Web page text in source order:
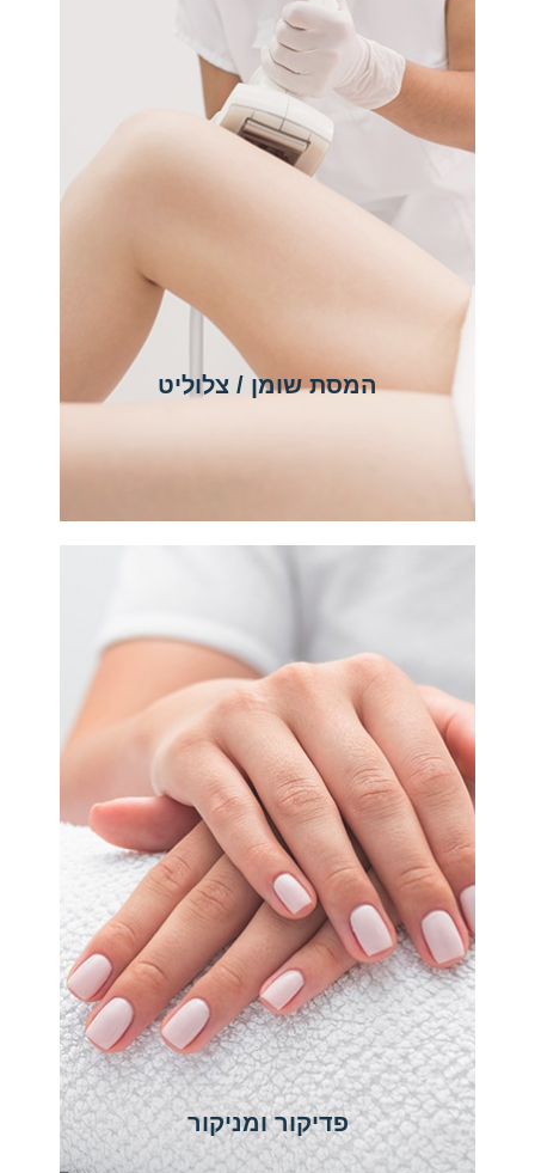
המסת שומן / צלוליט
פדיקור ומניקור